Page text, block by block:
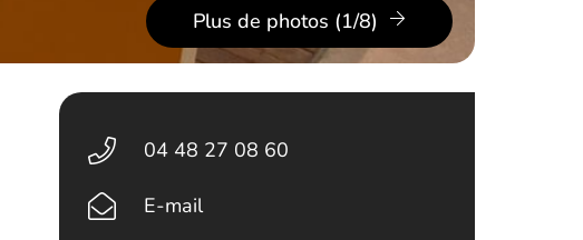
Plus de photos (1/8)
04 48 27 08 60
E-mail